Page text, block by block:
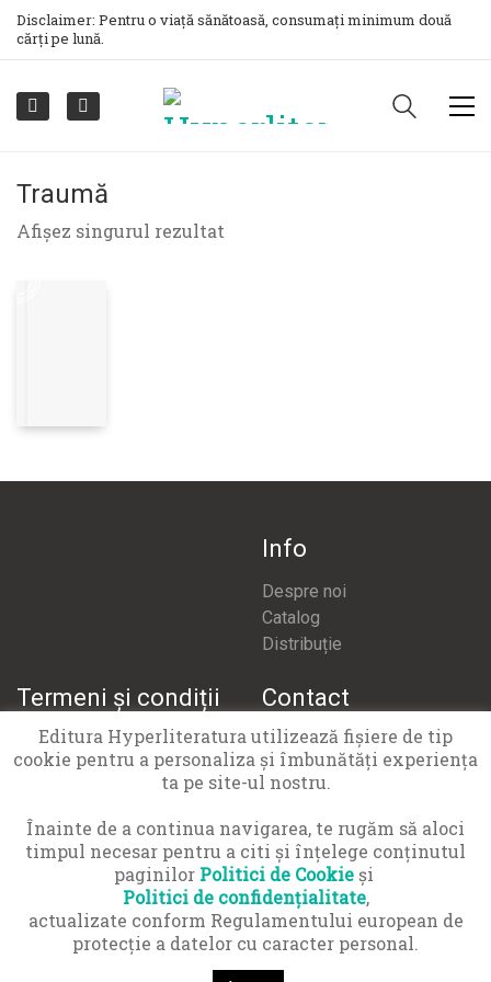
Disclaimer: Pentru o viață sănătoasă, consumați minimum două
cărți pe lună.
Traumă
Afișez singurul rezultat
Info
Despre noi
Catalog
Distribuție
Termeni și condiții
Termeni și condiții
Politică confidențialitate
APCN 021 9551
Contact
office@hyperliteratura.ro
© Copyright 2016-2026 Hyper Cărți SRL · Toate drepturile
Editura Hyperliteratura utilizează fişiere de tip
cookie pentru a personaliza și îmbunătăți experiența
ta pe site-ul nostru.
Înainte de a continua navigarea, te rugăm să aloci
timpul necesar pentru a citi și înțelege conținutul
paginilor Politici de Cookieși
Politici de confidențialitate,
actualizate conform Regulamentului european de
protecţie a datelor cu caracter personal.